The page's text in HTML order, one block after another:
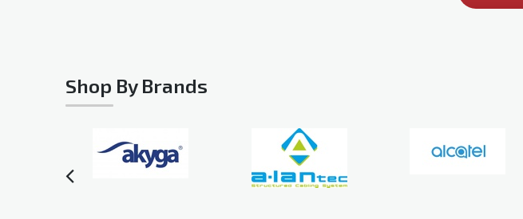
Shop By Brands